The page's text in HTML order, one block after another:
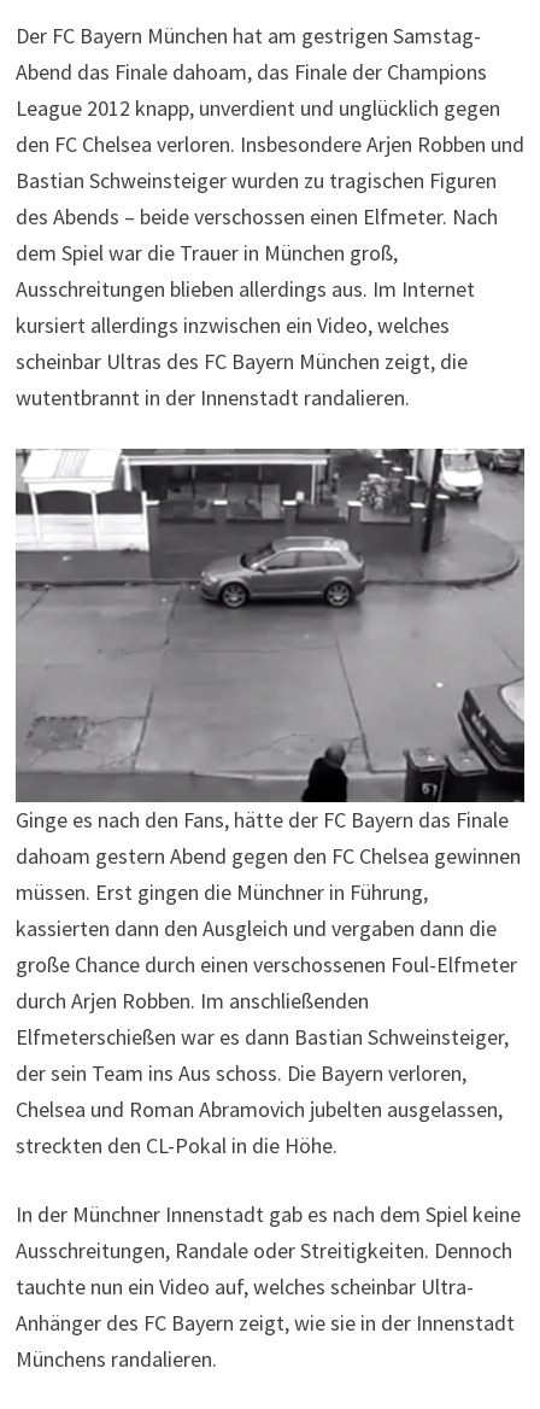
Der FC Bayern München hat am gestrigen Samstag-
Abend das Finale dahoam, das Finale der Champions
League 2012 knapp, unverdient und unglücklich gegen
den FC Chelsea verloren. Insbesondere Arjen Robben und
Bastian Schweinsteiger wurden zu tragischen Figuren
des Abends – beide verschossen einen Elfmeter. Nach
dem Spiel war die Trauer in München groß,
Ausschreitungen blieben allerdings aus. Im Internet
kursiert allerdings inzwischen ein Video, welches
scheinbar Ultras des FC Bayern München zeigt, die
wutentbrannt in der Innenstadt randalieren.
Ginge es nach den Fans, hätte der FC Bayern das Finale
dahoam gestern Abend gegen den FC Chelsea gewinnen
müssen. Erst gingen die Münchner in Führung,
kassierten dann den Ausgleich und vergaben dann die
große Chance durch einen verschossenen Foul-Elfmeter
durch Arjen Robben. Im anschließenden
Elfmeterschießen war es dann Bastian Schweinsteiger,
der sein Team ins Aus schoss. Die Bayern verloren,
Chelsea und Roman Abramovich jubelten ausgelassen,
streckten den CL-Pokal in die Höhe.
In der Münchner Innenstadt gab es nach dem Spiel keine
Ausschreitungen, Randale oder Streitigkeiten. Dennoch
tauchte nun ein Video auf, welches scheinbar Ultra-
Anhänger des FC Bayern zeigt, wie sie in der Innenstadt
Münchens randalieren.